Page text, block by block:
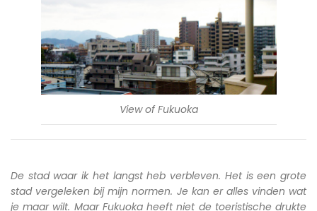
View of Fukuoka
De stad waar ik het langst heb verbleven. Het is een grote
stad vergeleken bij mijn normen. Je kan er alles vinden wat
je maar wilt. Maar Fukuoka heeft niet de toeristische drukte